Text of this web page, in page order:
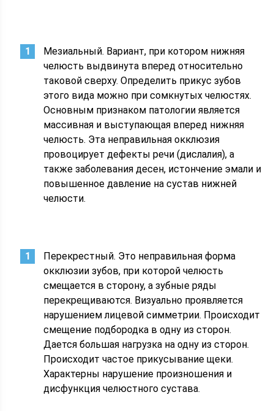
Мезиальный. Вариант, при котором нижняя
челюсть выдвинута вперед относительно
таковой сверху. Определить прикус зубов
этого вида можно при сомкнутых челюстях.
Основным признаком патологии является
массивная и выступающая вперед нижняя
челюсть. Эта неправильная окклюзия
провоцирует дефекты речи (дислалия), а
также заболевания десен, истончение эмали и
повышенное давление на сустав нижней
челюсти.
Перекрестный. Это неправильная форма
окклюзии зубов, при которой челюсть
смещается в сторону, а зубные ряды
перекрещиваются. Визуально проявляется
нарушением лицевой симметрии. Происходит
смещение подбородка в одну из сторон.
Дается большая нагрузка на одну из сторон.
Происходит частое прикусывание щеки.
Характерны нарушение произношения и
дисфункция челюстного сустава.